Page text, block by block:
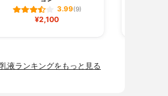
3.99(9)
¥2,100
乳液ランキングをもっと見る